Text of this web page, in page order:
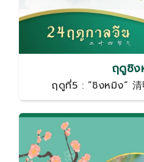
ฤดูชิง
ฤดูที่5 : ”ชิงหมิง”